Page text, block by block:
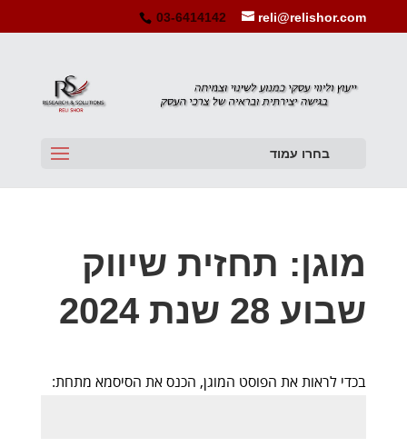
03-6414142 reli@relishor.com
בחרו עמוד
מוגן: תחזית שיווק
שבוע 28 שנת 2024
בכדי לראות את הפוסט המוגן, הכנס את הסיסמא מתחת: